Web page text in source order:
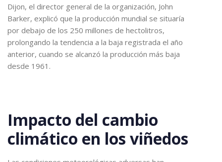
Dijon, el director general de la organización, John
Barker, explicó que la producción mundial se situaría
por debajo de los 250 millones de hectolitros,
prolongando la tendencia a la baja registrada el año
anterior, cuando se alcanzó la producción más baja
desde 1961.
Impacto del cambio
climático en los viñedos